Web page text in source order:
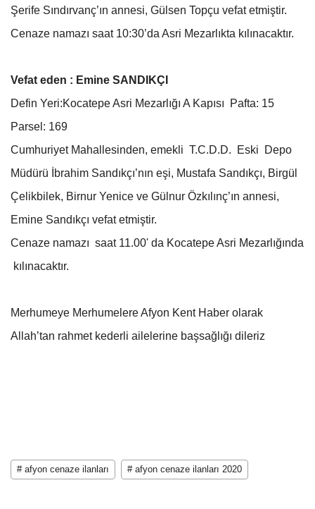
Şerife Sındırvanç’ın annesi, Gülsen Topçu vefat etmiştir.
Cenaze namazı saat 10:30’da Asri Mezarlıkta kılınacaktır.
Vefat eden : Emine SANDIKÇI
Defin Yeri:Kocatepe Asri Mezarlığı A Kapısı Pafta: 15
Parsel: 169
Cumhuriyet Mahallesinden, emekli T.C.D.D. Eski Depo
Müdürü İbrahim Sandıkçı’nın eşi, Mustafa Sandıkçı, Birgül
Çelikbilek, Birnur Yenice ve Gülnur Özkılınç’ın annesi,
Emine Sandıkçı vefat etmiştir.
Cenaze namazı saat 11.00' da Kocatepe Asri Mezarlığında
kılınacaktır.
Merhumeye Merhumelere Afyon Kent Haber olarak
Allah’tan rahmet kederli ailelerine başsağlığı dileriz
# afyon cenaze ilanları # afyon cenaze ilanları 2020